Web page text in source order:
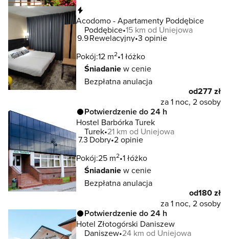
Acodomo - Apartamenty Poddębice
Poddębice 15 km od Uniejowa
9.9Rewelacyjny 3 opinie
Pokój:12 m2 1 łóżko
Śniadaniew cenie
Bezpłatna anulacja
od277 zł
za 1 noc, 2 osoby
Potwierdzenie do 24 h
Hostel Barbórka Turek
Turek 21 km od Uniejowa
7.3 Dobry 2 opinie
Pokój:25 m2 1 łóżko
Śniadaniew cenie
Bezpłatna anulacja
od180 zł
za 1 noc, 2 osoby
Potwierdzenie do 24 h
Hotel Złotogórski Daniszew
Daniszew 24 km od Uniejowa